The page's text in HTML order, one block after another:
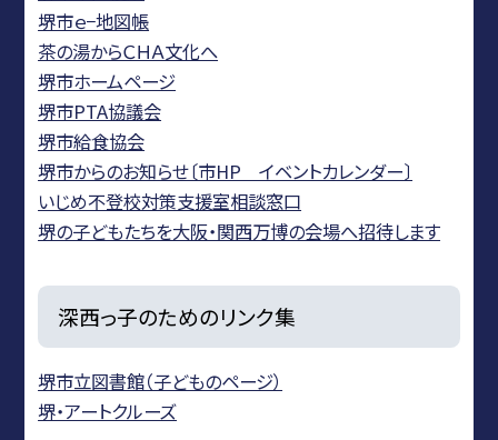
堺市ｅ−地図帳
茶の湯からＣＨＡ文化へ
堺市ホームページ
堺市PTA協議会
堺市給食協会
堺市からのお知らせ〔市HP イベントカレンダー〕
いじめ不登校対策支援室相談窓口
堺の子どもたちを大阪・関西万博の会場へ招待します
深西っ子のためのリンク集
堺市立図書館（子どものページ）
堺・アートクルーズ